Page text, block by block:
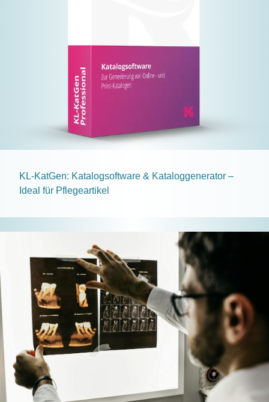
KL-KatGen: Katalogsoftware & Kataloggenerator –
Ideal für Pflegeartikel